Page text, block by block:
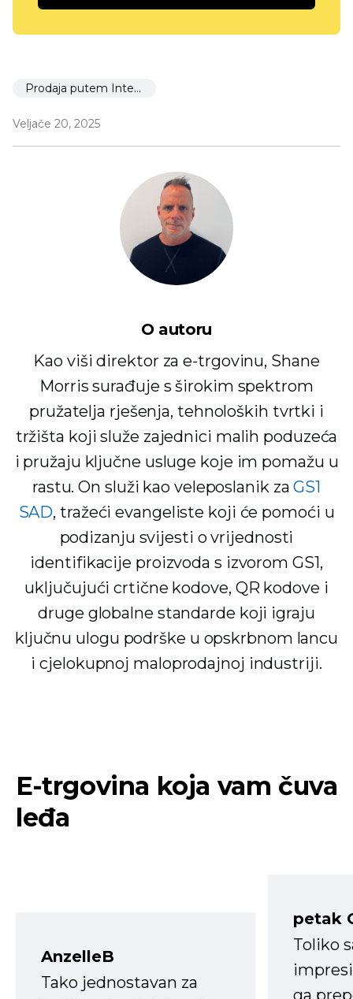
Prodaja putem Interneta
Veljače 20, 2025
O autoru
Kao viši direktor za e-trgovinu, Shane
Morris surađuje s širokim spektrom
pružatelja rješenja, tehnoloških tvrtki i
tržišta koji služe zajednici malih poduzeća
i pružaju ključne usluge koje im pomažu u
rastu. On služi kao veleposlanik zaGS1
SAD, tražeći evangeliste koji će pomoći u
podizanju svijesti o vrijednosti
identifikacije proizvoda s izvorom GS1,
uključujući crtične kodove, QR kodove i
druge globalne standarde koji igraju
ključnu ulogu podrške u opskrbnom lancu
i cjelokupnoj maloprodajnoj industriji.
E-trgovina koja vam čuva
leđa
AnzelleB
Tako jednostavan za
petak
Toliko
ga